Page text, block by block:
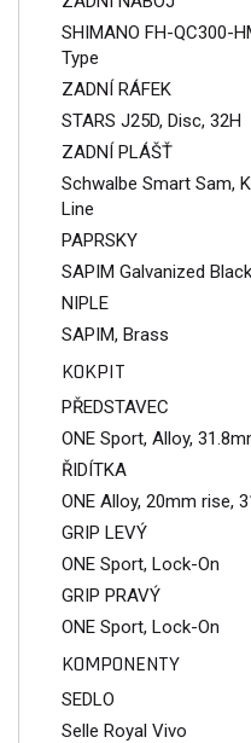
SHIMANO FH-QC300-
Type
ZADNÍ RÁFEK
STARS J25D, Disc, 32H
ZADNÍ PLÁŠŤ
Schwalbe Smart Sam,
Line
PAPRSKY
SAPIM Galvanized Black
NIPLE
SAPIM, Brass
KOKPIT
PŘEDSTAVEC
ONE Sport, Alloy,
ŘIDÍTKA
ONE Alloy, 20mm rise,
GRIP LEVÝ
ONE Sport, Lock-On
GRIP PRAVÝ
ONE Sport, Lock-On
KOMPONENTY
SEDLO
Selle Royal Vivo